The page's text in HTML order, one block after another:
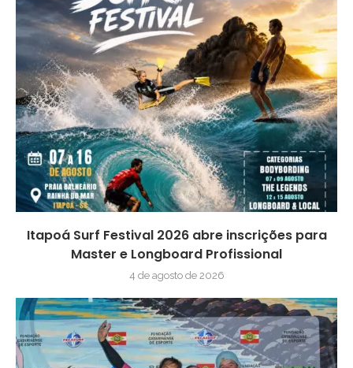
Itapoá Surf Festival 2026 abre inscrições para
Master e Longboard Profissional
4 de agosto de 2026